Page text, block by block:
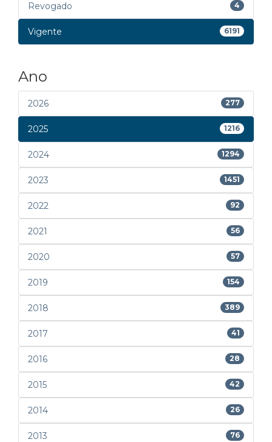
Revogado 4
Vigente 6191
Ano
2026 277
2025 1216
2024 1294
2023 1451
2022 92
2021 56
2020 57
2019 154
2018 389
2017 41
2016 28
2015 42
2014 26
2013 76